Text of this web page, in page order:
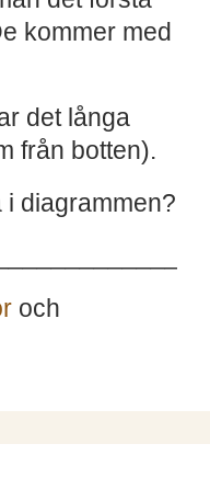
kommer med
det långa
från botten).
i diagrammen?
och